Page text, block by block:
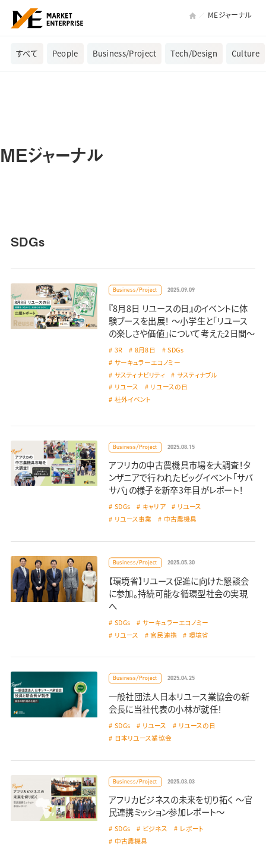
MEジャーナル
すべて People Business/Project Tech/Design Culture
MEジャーナル
SDGs
Business/Project 2025.09.09
『8月8日 リユースの日』のイベントに体
験ブースを出展！ 〜小学生と「リユース
の楽しさや価値」について考えた2日間〜
3R 8月8日 SDGs
サーキュラーエコノミー
サスティナビリティ
サスティナブル
リユース
リユースの日
社外イベント
Business/Project 2025.08.15
アフリカの中古農機具市場を大調査！タ
ンザニアで行われたビッグイベント「サバ
サバ」の様子を新卒3年目がレポート！
SDGs キャリア リユース
リユース事業 中古農機具
Business/Project 2025.05.30
【環境省】リユース促進に向けた懇談会
に参加。持続可能な循環型社会の実現
へ
SDGs サーキュラーエコノミー
リユース 官民連携 環境省
Business/Project 2025.04.25
一般社団法人日本リユース業協会の新
会長に当社代表の小林が就任！
SDGs リユース リユースの日
日本リユース業協会
Business/Project 2025.03.03
アフリカビジネスの未来を切り拓く ～官
民連携ミッション参加レポート～
SDGs ビジネス レポート
中古農機具